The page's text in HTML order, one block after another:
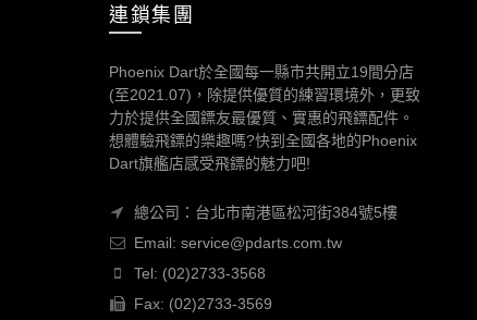
連鎖集團
Phoenix Dart於全國每一縣市共開立19間分店
(至2021.07)，除提供優質的練習環境外，更致
力於提供全國鏢友最優質、實惠的飛鏢配件。
想體驗飛鏢的樂趣嗎?快到全國各地的Phoenix
Dart旗艦店感受飛鏢的魅力吧!
總公司：台北市南港區松河街384號5樓
Email: service@pdarts.com.tw
Tel: (02)2733-3568
Fax: (02)2733-3569